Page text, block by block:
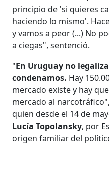
principio de 'si quieres
haciendo lo mismo'.
y vamos a peor (...) No
a ciegas", sentenció.
"En Uruguay no
condenamos. Hay
mercado existe y hay
mercado al
quien desde el 14 de
Lucía Topolansky, por
origen familiar del